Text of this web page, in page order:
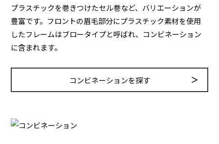
プラスチックを巻きつけたセル巻など、バリエーションが
豊富です。フロントの眉毛部分にプラスチック素材を使用
したフレームはブロータイプと呼ばれ、コンビネーション
に含まれます。
コンビネーションを探す